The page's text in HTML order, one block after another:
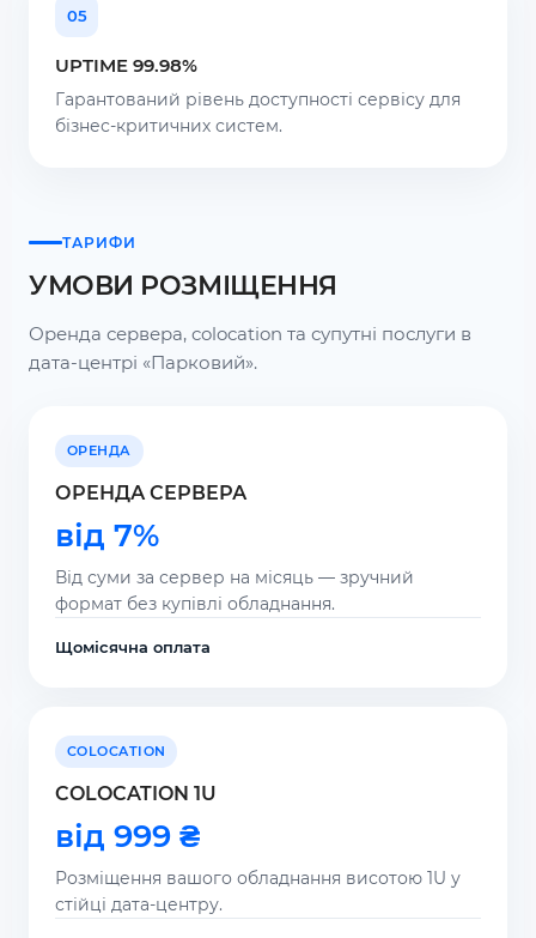
05
UPTIME 99.98%
Гарантований рівень доступності сервісу для
бізнес-критичних систем.
ТАРИФИ
УМОВИ РОЗМІЩЕННЯ
Оренда сервера, colocation та супутні послуги в
дата-центрі «Парковий».
ОРЕНДА
ОРЕНДА СЕРВЕРА
від 7%
Від суми за сервер на місяць — зручний
формат без купівлі обладнання.
Щомісячна оплата
COLOCATION
COLOCATION 1U
від 999 ₴
Розміщення вашого обладнання висотою 1U у
стійці дата-центру.